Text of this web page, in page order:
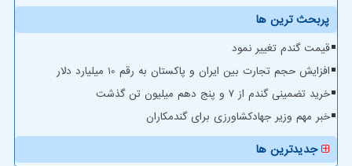
پربحث ترین ها
قیمت گندم تغییر نمود
افزایش حجم تجارت بین ایران و پاکستان به رقم 10 میلیارد دلار
خرید تضمینی گندم از ۷ و پنج دهم میلیون تن گذشت
خبر مهم وزیر جهادکشاورزی برای گندمکاران
جدیدترین ها